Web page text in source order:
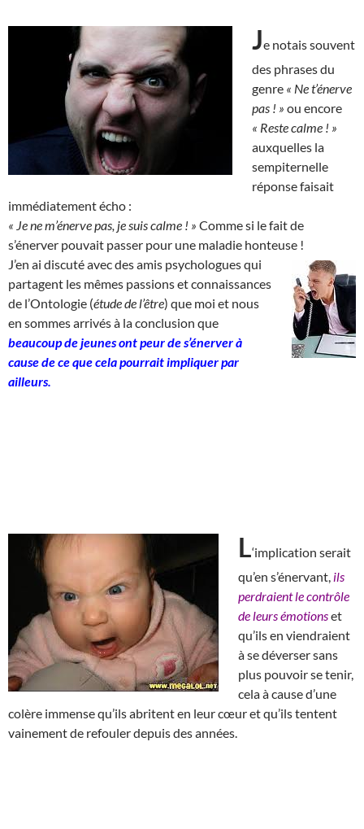
Je notais souvent
des phrases du
genre « Ne t’énerve
pas ! » ou encore
« Reste calme ! »
auxquelles la
sempiternelle
réponse faisait
immédiatement écho :
« Je ne m’énerve pas, je suis calme ! » Comme si le fait de
s’énerver pouvait passer pour une maladie honteuse !
J’en ai discuté avec des amis psychologues qui
partagent les mêmes passions et connaissances
de l’Ontologie (étude de l’être) que moi et nous
en sommes arrivés à la conclusion que
beaucoup de jeunes ont peur de s’énerver à
cause de ce que cela pourrait impliquer par
ailleurs.
L‘implication serait
qu’en s’énervant, ils
perdraient le contrôle
de leurs émotionset
qu’ils en viendraient
à se déverser sans
plus pouvoir se tenir,
cela à cause d’une
colère immense qu’ils abritent en leur cœur et qu’ils tentent
vainement de refouler depuis des années.